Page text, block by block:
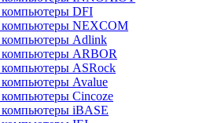
DFI
NEXCOM
Adlink
ARBOR
ASRock
Avalue
Cincoze
iBASE